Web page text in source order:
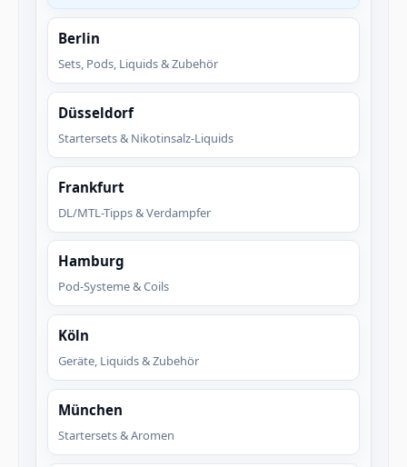
Berlin
Sets, Pods, Liquids & Zubehör
Düsseldorf
Startersets & Nikotinsalz-Liquids
Frankfurt
DL/MTL-Tipps & Verdampfer
Hamburg
Pod-Systeme & Coils
Köln
Geräte, Liquids & Zubehör
München
Startersets & Aromen